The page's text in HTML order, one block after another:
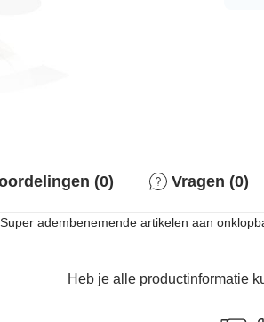
(0) Vragen (0)
adembenemende artikelen aan
Heb je alle productinformatie